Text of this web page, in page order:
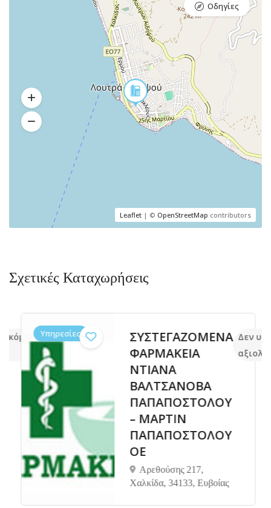
Leaflet | © OpenStreetMap contributors
Οδηγίες
Σχετικές Καταχωρήσεις
Υπηρεσίες
ΣΥΣΤΕΓΑΖΟΜΕΝΑ
ΦΑΡΜΑΚΕΙΑ
ΝΤΙΑΝΑ
ΒΑΛΤΣΑΝΟΒΑ
ΠΑΠΑΠΟΣΤΟΛΟΥ
– ΜΑΡΤΙΝ
ΠΑΠΑΠΟΣΤΟΛΟΥ
ΟΕ
Αρεθούσης 217,
Χαλκίδα, 34133, Ευβοίας
Δεν